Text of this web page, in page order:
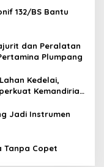
132/BS Bantu
dan Peralatan
Plumpang
Kedelai,
Kemandirian
Jadi Instrumen
Tanpa Copet